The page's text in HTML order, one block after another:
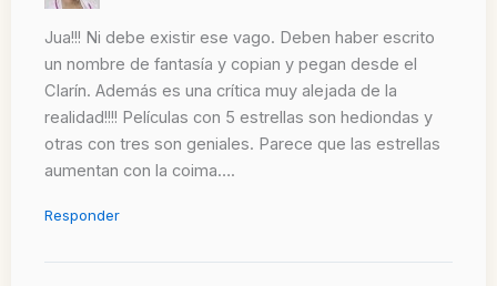
Jua!!! Ni debe existir ese vago. Deben haber escrito
un nombre de fantasía y copian y pegan desde el
Clarín. Además es una crítica muy alejada de la
realidad!!!! Películas con 5 estrellas son hediondas y
otras con tres son geniales. Parece que las estrellas
aumentan con la coima….
Responder